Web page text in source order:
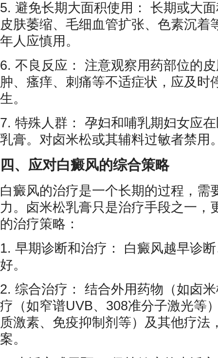
5. 避免长期大面积使用： 长期或大
皮肤萎缩、毛细血管扩张、色素沉着
年人应慎用。
6. 不良反应： 注意观察用药部位的
肿、瘙痒、刺痛等不适症状，应及时
生。
7. 特殊人群： 孕妇和哺乳期妇女应
乳膏。对卤米松或其辅料过敏者禁用
四、应对白癜风的综合策略
白癜风的治疗是一个长期的过程，需
力。卤米松乳膏只是治疗手段之一，
的治疗策略：
1. 早期诊断和治疗： 白癜风越早诊
好。
2. 综合治疗： 结合外用药物（如卤
疗（如窄谱UVB、308准分子激光等
质激素、免疫抑制剂等）及其他疗法
案。